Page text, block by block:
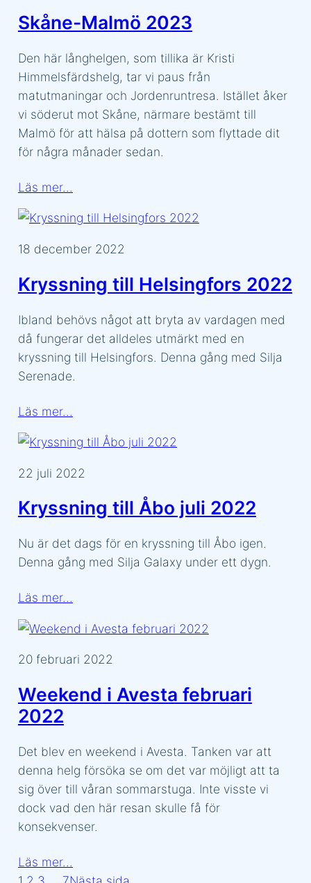
Skåne-Malmö 2023
Den här långhelgen, som tillika är Kristi
Himmelsfärdshelg, tar vi paus från
matutmaningar och Jordenruntresa. Istället åker
vi söderut mot Skåne, närmare bestämt till
Malmö för att hälsa på dottern som flyttade dit
för några månader sedan.
Läs mer…
18 december 2022
Kryssning till Helsingfors 2022
Ibland behövs något att bryta av vardagen med
då fungerar det alldeles utmärkt med en
kryssning till Helsingfors. Denna gång med Silja
Serenade.
Läs mer…
22 juli 2022
Kryssning till Åbo juli 2022
Nu är det dags för en kryssning till Åbo igen.
Denna gång med Silja Galaxy under ett dygn.
Läs mer…
20 februari 2022
Weekend i Avesta februari
2022
Det blev en weekend i Avesta. Tanken var att
denna helg försöka se om det var möjligt att ta
sig över till våran sommarstuga. Inte visste vi
dock vad den här resan skulle få för
konsekvenser.
Läs mer…